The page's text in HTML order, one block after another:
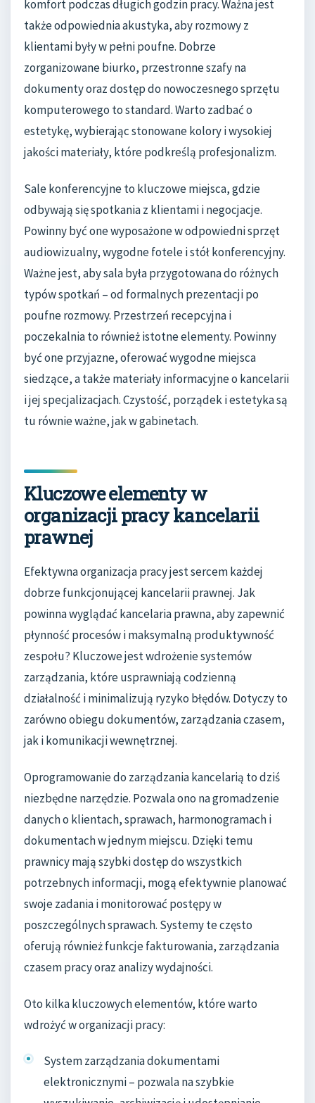
komfort podczas długich godzin pracy. Ważna jest
także odpowiednia akustyka, aby rozmowy z
klientami były w pełni poufne. Dobrze
zorganizowane biurko, przestronne szafy na
dokumenty oraz dostęp do nowoczesnego sprzętu
komputerowego to standard. Warto zadbać o
estetykę, wybierając stonowane kolory i wysokiej
jakości materiały, które podkreślą profesjonalizm.
Sale konferencyjne to kluczowe miejsca, gdzie
odbywają się spotkania z klientami i negocjacje.
Powinny być one wyposażone w odpowiedni sprzęt
audiowizualny, wygodne fotele i stół konferencyjny.
Ważne jest, aby sala była przygotowana do różnych
typów spotkań – od formalnych prezentacji po
poufne rozmowy. Przestrzeń recepcyjna i
poczekalnia to również istotne elementy. Powinny
być one przyjazne, oferować wygodne miejsca
siedzące, a także materiały informacyjne o kancelarii
i jej specjalizacjach. Czystość, porządek i estetyka są
tu równie ważne, jak w gabinetach.
Kluczowe elementy w
organizacji pracy kancelarii
prawnej
Efektywna organizacja pracy jest sercem każdej
dobrze funkcjonującej kancelarii prawnej. Jak
powinna wyglądać kancelaria prawna, aby zapewnić
płynność procesów i maksymalną produktywność
zespołu? Kluczowe jest wdrożenie systemów
zarządzania, które usprawniają codzienną
działalność i minimalizują ryzyko błędów. Dotyczy to
zarówno obiegu dokumentów, zarządzania czasem,
jak i komunikacji wewnętrznej.
Oprogramowanie do zarządzania kancelarią to dziś
niezbędne narzędzie. Pozwala ono na gromadzenie
danych o klientach, sprawach, harmonogramach i
dokumentach w jednym miejscu. Dzięki temu
prawnicy mają szybki dostęp do wszystkich
potrzebnych informacji, mogą efektywnie planować
swoje zadania i monitorować postępy w
poszczególnych sprawach. Systemy te często
oferują również funkcje fakturowania, zarządzania
czasem pracy oraz analizy wydajności.
Oto kilka kluczowych elementów, które warto
wdrożyć w organizacji pracy:
System zarządzania dokumentami
elektronicznymi – pozwala na szybkie